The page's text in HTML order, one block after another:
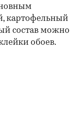
картофельный
состав можно
обоев.